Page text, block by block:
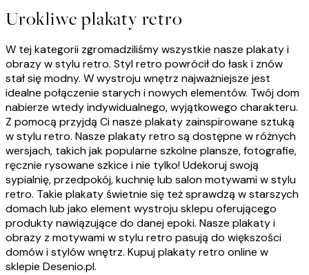
Urokliwe plakaty retro
W tej kategorii zgromadziliśmy wszystkie nasze plakaty i
obrazy w stylu retro. Styl retro powrócił do łask i znów
stał się modny. W wystroju wnętrz najważniejsze jest
idealne połączenie starych i nowych elementów. Twój dom
nabierze wtedy indywidualnego, wyjątkowego charakteru.
Z pomocą przyjdą Ci nasze plakaty zainspirowane sztuką
w stylu retro. Nasze plakaty retro są dostępne w różnych
wersjach, takich jak popularne szkolne plansze, fotografie,
ręcznie rysowane szkice i nie tylko! Udekoruj swoją
sypialnię, przedpokój, kuchnię lub salon motywami w stylu
retro. Takie plakaty świetnie się też sprawdzą w starszych
domach lub jako element wystroju sklepu oferującego
produkty nawiązujące do danej epoki. Nasze plakaty i
obrazy z motywami w stylu retro pasują do większości
domów i stylów wnętrz. Kupuj plakaty retro online w
sklepie Desenio.pl.